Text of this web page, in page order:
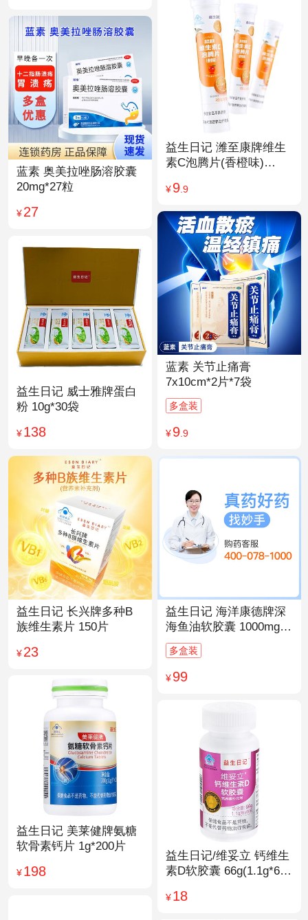
益生日记 潍至康牌维生
素C泡腾片(香橙味)
¥9.9
蓝素 奥美拉唑肠溶胶囊
20mg*27粒
¥27
蓝素 关节止痛膏
7x10cm*2片*7袋
多盒装
¥9.9
益生日记 威士雅牌蛋白
粉 10g*30袋
¥138
益生日记 海洋康德牌深
海鱼油软胶囊 1000mg/
粒*200粒
多盒装
¥99
益生日记 长兴牌多种B
族维生素片 150片
¥23
益生日记 美莱健牌氨糖
软骨素钙片 1g*200片
¥198
益生日记/维妥立 钙维生
素D软胶囊 66g(1.1g*60
¥18